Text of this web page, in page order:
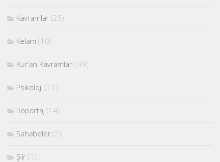
Kavramlar (26)
Kelam (10)
Kur'an Kavramları (49)
Psikoloji (11)
Röportaj (14)
Sahabeler (2)
Şiir (1)